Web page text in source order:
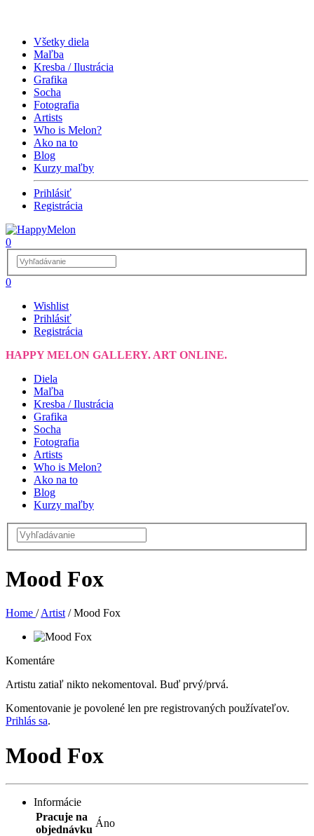
Všetky diela
Maľba
Kresba / Ilustrácia
Grafika
Socha
Fotografia
Artists
Who is Melon?
Ako na to
Blog
Kurzy maľby
Prihlásiť
Registrácia
0
0
Wishlist
Prihlásiť
Registrácia
HAPPY MELON GALLERY. ART ONLINE.
Diela
Maľba
Kresba / Ilustrácia
Grafika
Socha
Fotografia
Artists
Who is Melon?
Ako na to
Blog
Kurzy maľby
Mood Fox
Home / Artist /Mood Fox
Komentáre
Artistu zatiaľ nikto nekomentoval. Buď prvý/prvá.
Komentovanie je povolené len pre registrovaných používateľov.
Prihlás sa.
Mood Fox
Informácie
Pracuje na
objednávku
Áno